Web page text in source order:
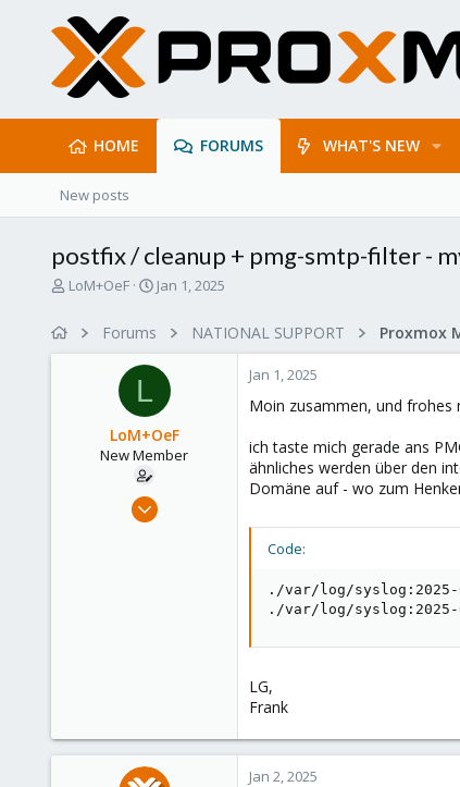
HOME FORUMS WHAT'S NEW
New posts
postfix / cleanup + pmg-smtp-filter -
TLoM+OeF
S
t
t
e
Jan 1, 2025
Forums NATIONAL SUPPORT
L
LoM+OeF
New Member
Dec 2, 2024
Jan 1, 2025
Moin zusammen, und frohes
ich taste mich gerade ans
ähnliches werden über den
Domäne auf - wo zum
Code:
./var/log/syslog:2025-
./var/log/syslog:2025-
LG,
Frank
Jan 2, 2025